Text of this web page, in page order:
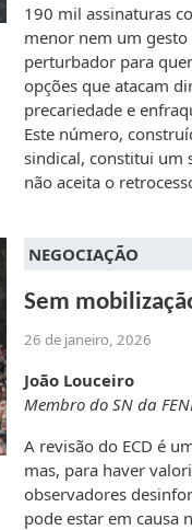
190 mil assinaturas
menor nem um
perturbador para
opções que atacam
precariedade e
Este número,
sindical, constitui um
não aceita o
NEGOCIAÇÃO
Sem
26 de janeiro, 2026
João Louceiro
Membro do SN da
A revisão do ECD é
mas, para haver
observadores
pode estar em causa